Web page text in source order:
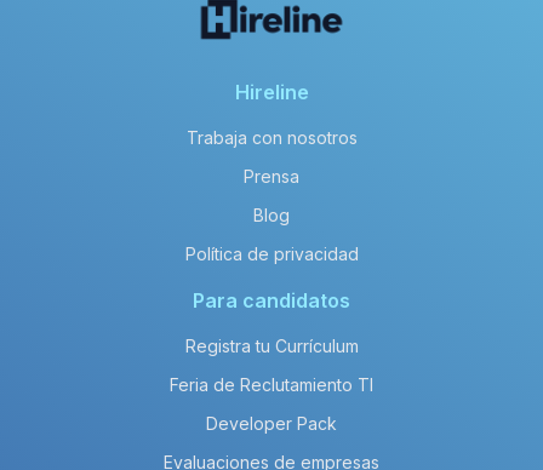
Hireline
Trabaja con nosotros
Prensa
Blog
Política de privacidad
Para candidatos
Registra tu Currículum
Feria de Reclutamiento TI
Developer Pack
Evaluaciones de empresas